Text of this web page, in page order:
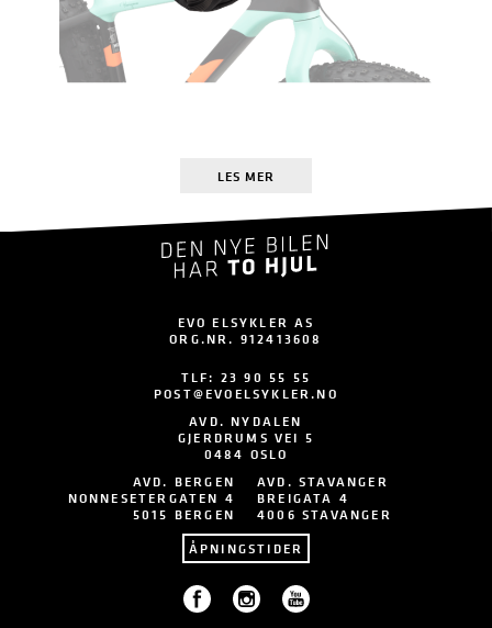
LES MER
EVO ELSYKLER AS
ORG.NR. 912413608
TLF: 23 90 55 55
POST@EVOELSYKLER.NO
AVD. NYDALEN
GJERDRUMS VEI 5
0484 OSLO
AVD. BERGEN
NONNESETERGATEN 4
5015 BERGEN
AVD. STAVANGER
BREIGATA 4
4006 STAVANGER
ÅPNINGSTIDER